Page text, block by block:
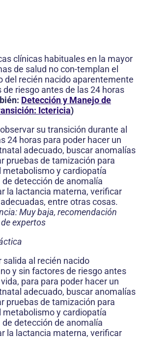
clínicas habituales en la mayor
de salud no con-templan el
del recién nacido aparentemente
riesgo antes de las 24 horas
Detección y Manejo de
Ictericia)
su transición durante al
24 horas para poder hacer un
adecuado, buscar anomalías
pruebas de tamización para
metabolismo y cardiopatía
detección de anomalía
la lactancia materna, verificar
entre otras cosas.
Muy baja, recomendación
expertos
salida al recién nacido
y sin factores de riesgo antes
para para poder hacer un
adecuado, buscar anomalías
pruebas de tamización para
metabolismo y cardiopatía
detección de anomalía
la lactancia materna, verificar